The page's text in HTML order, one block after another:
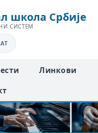
школа Србије
СИСТЕМ
Линкови